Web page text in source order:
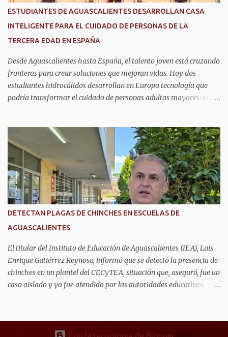
seguridad y en los servicios de emergencia en Aguascalientes, el
Antonio Martínez Romo, fue distinguido durante el TechDay 2026.
Martínez Romo destacó que el helicóptero repres...
ESTUDIANTES DE AGUASCALIENTES DESARROLLAN CASA
INTELIGENTE PARA EL CUIDADO DE PERSONAS DE LA
TERCERA EDAD EN ESPAÑA
Desde Aguascalientes hasta España, el talento joven está cruzando
fronteras para crear soluciones que mejoran vidas. Hoy dos
estudiantes hidrocálidos desarrollan en Europa tecnología que
podría transformar el cuidado de personas adultas mayores: una
y Ernesto González Gómez, estudiantes de la Universidad
Politécnica de Aguascalientes (UPA), quienes actualmente realizan
una estancia académica en la Universidad de Alcalá, en España,
donde participan en un proyecto de innovación tecnológica con
impacto social. Ahí, trabajan en el desarrollo de un sistema que
combina sensores, comunicación inalámbrica y aplicaciones
digitales para monitorear la actividad dentro del hogar, con el
invadir su privacidad. Mientras Ernesto desarrolla la parte
electrónica que permite captar la información dentro de...
DETECTAN PLAGAS DE CHINCHES EN ESCUELAS DE
AGUASCALIENTES
El titular del Instituto de Educación de Aguascalientes (IEA), Luis
Enrique Gutiérrez Reynoso, informó que se detectó la presencia de
chinches en un plantel del CECyTEA, situación que, aseguró, fue un
caso aislado y ya fue atendido por las autoridades educativas.
proliferación de la plaga presuntamente se originó por materiales
almacenados en el lugar, aunado a las altas temperaturas que se